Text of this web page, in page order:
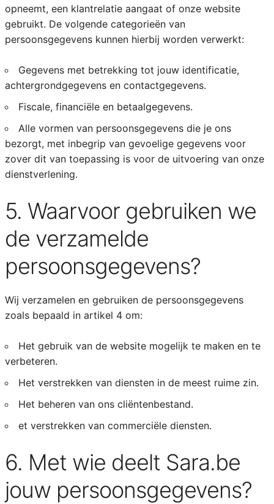
opneemt, een klantrelatie aangaat of onze website
gebruikt. De volgende categorieën van
persoonsgegevens kunnen hierbij worden verwerkt:
Gegevens met betrekking tot jouw identificatie,
achtergrondgegevens en contactgegevens.
Fiscale, financiële en betaalgegevens.
Alle vormen van persoonsgegevens die je ons
bezorgt, met inbegrip van gevoelige gegevens voor
zover dit van toepassing is voor de uitvoering van onze
dienstverlening.
5. Waarvoor gebruiken we
de verzamelde
persoonsgegevens?
Wij verzamelen en gebruiken de persoonsgegevens
zoals bepaald in artikel 4 om:
Het gebruik van de website mogelijk te maken en te
verbeteren.
Het verstrekken van diensten in de meest ruime zin.
Het beheren van ons cliëntenbestand.
et verstrekken van commerciële diensten.
6. Met wie deelt Sara.be
jouw persoonsgegevens?